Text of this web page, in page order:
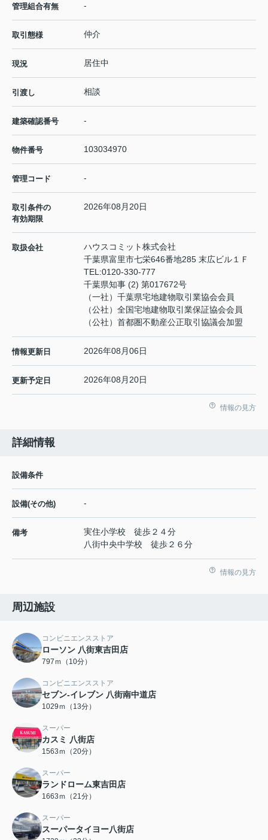
管理組合有無 -
取引態様 仲介
現況 居住中
引渡し 相談
建築確認番号 -
物件番号 103034970
管理コード -
取引条件の
有効期限
2026年08月20日
取扱会社
ハウスコミット株式会社
千葉県富里市七栄646番地285 末広ビル１Ｆ
TEL:0120-330-777
千葉県知事 (2) 第017672号
（一社）千葉県宅地建物取引業協会会員
（公社）全国宅地建物取引業保証協会会員
（公社）首都圏不動産公正取引協議会加盟
情報更新日 2026年08月06日
更新予定日 2026年08月20日
情報の見方
詳細情報
設備条件
設備(その他) -
備考
実住小学校 徒歩２４分
八街中央中学校 徒歩２６分
情報の見方
周辺施設
コンビニエンスストア
ローソン 八街東吉田店
797ｍ（10分）
コンビニエンスストア
セブン-イレブン 八街南中道店
1029ｍ（13分）
スーパー
カスミ 八街店
1563ｍ（20分）
スーパー
ランドローム東吉田店
1663ｍ（21分）
スーパー
スーパータイヨー八街店